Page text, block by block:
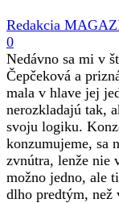
Redakcia
0
Nedávno sa mi v
Čepčeková a
mala v hlave jej
nerozkladajú tak,
svoju logiku.
konzumujeme, sa
zvnútra, lenže nie
možno jedno, ale
dlho predtým, než